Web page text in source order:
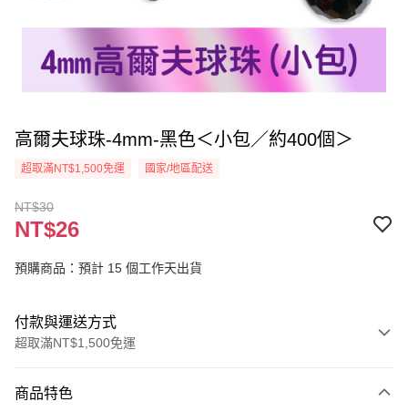
高爾夫球珠-4mm-黑色＜小包／約400個＞
超取滿NT$1,500免運 國家/地區配送
NT$30
NT$26
預購商品：預計 15 個工作天出貨
付款與運送方式
超取滿NT$1,500免運
信用卡一次付款
商品特色